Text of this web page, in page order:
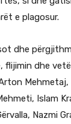
e plagosur.
dhe
flijimin dhe
Mehmetaj,
Islam
Nazmi